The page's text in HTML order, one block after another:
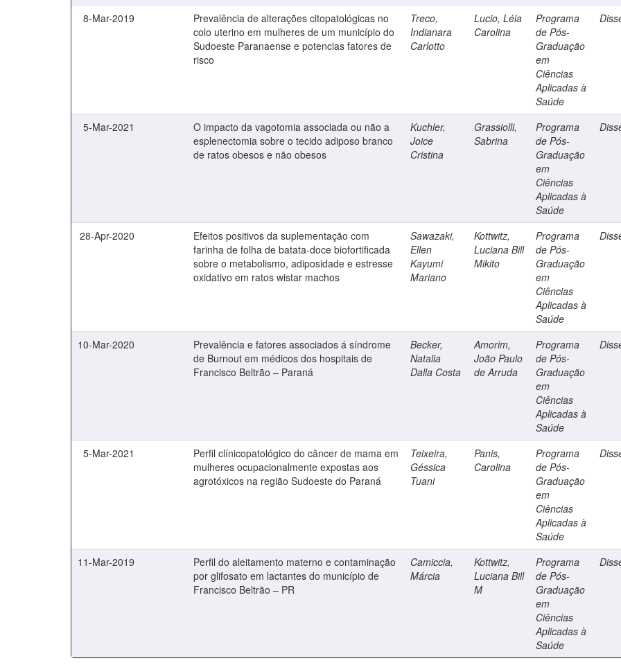
8-Mar-2019
Prevalência de alterações citopatológicas no
colo uterino em mulheres de um município do
Sudoeste Paranaense e potencias fatores de
risco
Treco,
Indianara
Carlotto
Lucio, Léia
Carolina
Programa
de Pós-
Graduação
em
Ciências
Aplicadas à
Saúde
5-Mar-2021
O impacto da vagotomia associada ou não a
esplenectomia sobre o tecido adiposo branco
de ratos obesos e não obesos
Kuchler,
Joice
Cristina
Grassiolli,
Sabrina
Programa
de Pós-
Graduação
em
Ciências
Aplicadas à
Saúde
28-Apr-2020
Efeitos positivos da suplementação com
farinha de folha de batata-doce biofortificada
sobre o metabolismo, adiposidade e estresse
oxidativo em ratos wistar machos
Sawazaki,
Ellen
Kayumi
Mariano
Kottwitz,
Luciana Bill
Mikito
Programa
de Pós-
Graduação
em
Ciências
Aplicadas à
Saúde
10-Mar-2020
Prevalência e fatores associados á síndrome
de Burnout em médicos dos hospitais de
Francisco Beltrão – Paraná
Becker,
Natalia
Dalla Costa
Amorim,
João Paulo
de Arruda
Programa
de Pós-
Graduação
em
Ciências
Aplicadas à
Saúde
5-Mar-2021
Perfil clínicopatológico do câncer de mama em
mulheres ocupacionalmente expostas aos
agrotóxicos na região Sudoeste do Paraná
Teixeira,
Géssica
Tuani
Panis,
Carolina
Programa
de Pós-
Graduação
em
Ciências
Aplicadas à
Saúde
11-Mar-2019
Perfil do aleitamento materno e contaminação
por glifosato em lactantes do município de
Francisco Beltrão – PR
Camiccia,
Márcia
Kottwitz,
Luciana Bill
M
Programa
de Pós-
Graduação
em
Ciências
Aplicadas à
Saúde